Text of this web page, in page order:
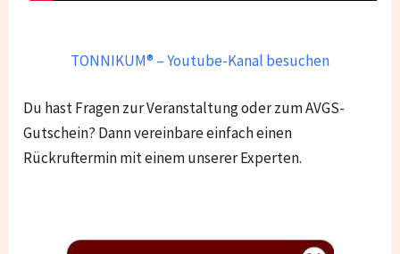
TONNIKUM® – Youtube-Kanal besuchen
Du hast Fragen zur Veranstaltung oder zum AVGS-
Gutschein? Dann vereinbare einfach einen
Rückruftermin mit einem unserer Experten.